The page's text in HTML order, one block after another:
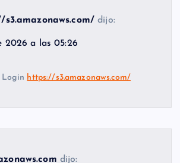
s3.amazonaws.com/ dijo:
2026 a las 05:26
Login https://s3.amazonaws.com/
dijo: